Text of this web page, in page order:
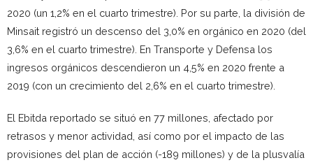
2020 (un 1,2% en el cuarto trimestre). Por su parte, la división de
Minsait registró un descenso del 3,0% en orgánico en 2020 (del
3,6% en el cuarto trimestre). En Transporte y Defensa los
ingresos orgánicos descendieron un 4,5% en 2020 frente a
2019 (con un crecimiento del 2,6% en el cuarto trimestre).
El Ebitda reportado se situó en 77 millones, afectado por
retrasos y menor actividad, así como por el impacto de las
provisiones del plan de acción (-189 millones) y de la plusvalía